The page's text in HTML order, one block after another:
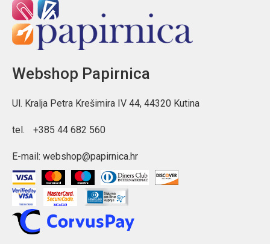
Webshop Papirnica
Ul. Kralja Petra Krešimira IV 44, 44320 Kutina
tel. +385 44 682 560
E-mail: webshop@papirnica.hr